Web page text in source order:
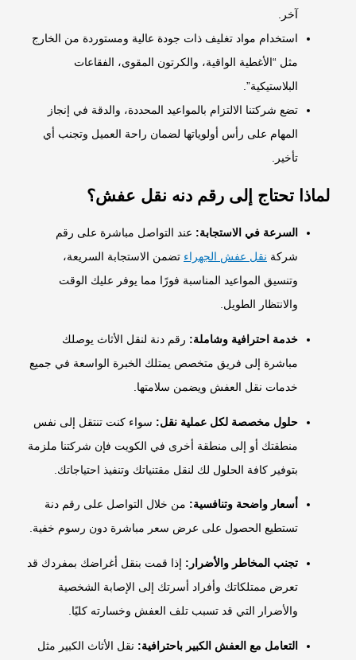
استخدام مواد تغليف ذات جودة عالية ومستوردة من الخارج
مثل “الأغطية الواقية، والكرتون المقوى، الفقاعات
البلاستيكية”.
تضع شركتنا الالتزام بالمواعيد المحددة، والدقة في إنجاز
المهام على رأس أولوياتها لضمان راحة العميل وتجنب أي
تأخير.
لماذا تحتاج إلى رقم دنه نقل عفش؟
السرعة في الاستجابة:عند التواصل مباشرة على رقم
شركة نقل عفش الجهراءتضمن الاستجابة السريعة،
وتنسيق المواعيد المناسبة فورًا مما يوفر عليك الوقت
والانتظار الطويل.
خدمة احترافية وشاملة:رقم دنة لنقل الأثاث يوصلك
مباشرة إلى فريق متخصص يمتلك الخبرة الواسعة في جميع
خدمات نقل العفش ويضمن سلامتها.
حلول مخصصة لكل عملية نقل:سواء كنت تنتقل إلى نفس
منطقتك أو إلى منطقة أخرى في الكويت فإن شركتنا ملزمة
بتوفير كافة الحلول لك لنقل مقتنياتك وتنفيذ احتياجاتك.
أسعار واضحة وتنافسية:من خلال التواصل على رقم دنة
تستطيع الحصول على عرض سعر مباشرة دون رسوم خفية.
تجنب المخاطر والأضرار: إذا قمت بنقل أغراضك بمفردك قد
تعرض ممتلكاتك وأفراد أسرتك إلى الإصابة الشخصية
والأضرار التي قد تسبب تلف العفش وخسارته كليًا.
التعامل مع العفش الكبير باحترافية:نقل الأثاث الكبير مثل